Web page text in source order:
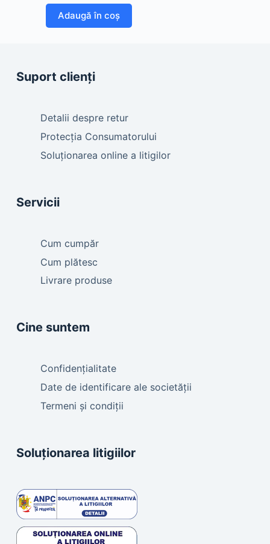
Adaugă în coș
Suport clienți
Detalii despre retur
Protecția Consumatorului
Soluționarea online a litigilor
Servicii
Cum cumpăr
Cum plătesc
Livrare produse
Cine suntem
Confidențialitate
Date de identificare ale societății
Termeni și condiții
Soluționarea litigiilor